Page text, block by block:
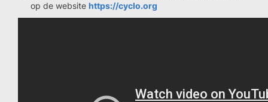
op de website https://cyclo.org